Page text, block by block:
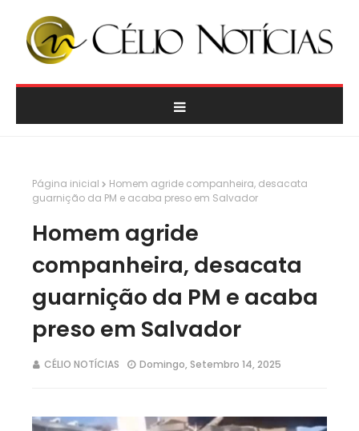
Página inicial
Homem agride companheira, desacata
guarnição da PM e acaba preso em Salvador
Homem agride
companheira, desacata
guarnição da PM e acaba
preso em Salvador
CÉLIO NOTÍCIAS Domingo, Setembro 14, 2025